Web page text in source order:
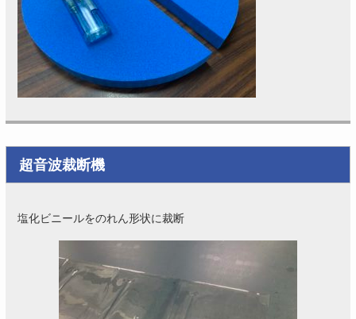
超音波裁断機
塩化ビニールをのれん形状に裁断